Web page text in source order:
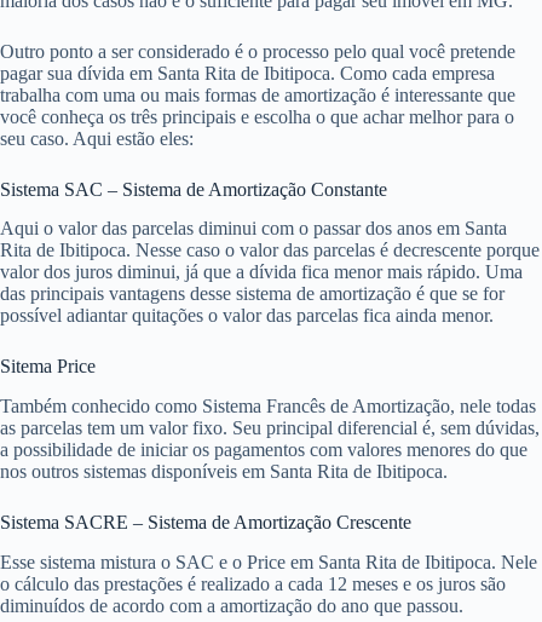
Outro ponto a ser considerado é o processo pelo qual você pretende
pagar sua dívida em Santa Rita de Ibitipoca. Como cada empresa
trabalha com uma ou mais formas de amortização é interessante que
você conheça os três principais e escolha o que achar melhor para o
seu caso. Aqui estão eles:
Sistema SAC – Sistema de Amortização Constante
Aqui o valor das parcelas diminui com o passar dos anos em Santa
Rita de Ibitipoca. Nesse caso o valor das parcelas é decrescente porque
valor dos juros diminui, já que a dívida fica menor mais rápido. Uma
das principais vantagens desse sistema de amortização é que se for
possível adiantar quitações o valor das parcelas fica ainda menor.
Sitema Price
Também conhecido como Sistema Francês de Amortização, nele todas
as parcelas tem um valor fixo. Seu principal diferencial é, sem dúvidas,
a possibilidade de iniciar os pagamentos com valores menores do que
nos outros sistemas disponíveis em Santa Rita de Ibitipoca.
Sistema SACRE – Sistema de Amortização Crescente
Esse sistema mistura o SAC e o Price em Santa Rita de Ibitipoca. Nele
o cálculo das prestações é realizado a cada 12 meses e os juros são
diminuídos de acordo com a amortização do ano que passou.